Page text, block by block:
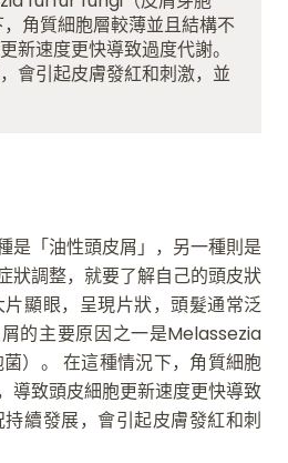
角質細胞層較薄並且結構不
新速度更快導致過度代謝。
會引起皮膚發紅和刺激，並
是「油性頭皮屑」，另一種則是
狀調整，就要了解自己的頭皮狀
顯眼，呈現片狀，頭髮通常泛
的主要原因之一是Melassezia
）。 在這種情況下，角質細胞
導致頭皮細胞更新速度更快導致
續發展，會引起皮膚發紅和刺